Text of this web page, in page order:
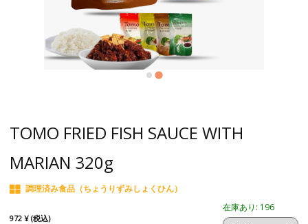
TOMO FRIED FISH SAUCE WITH
MARIAN 320g
調理済み食品（ちょうりずみしょくひん）
972 ¥ (税込)
在庫あり: 196